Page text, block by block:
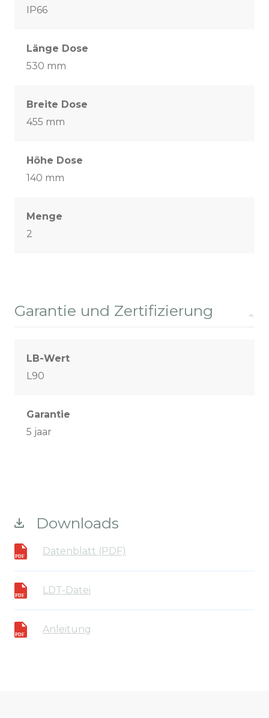
IP66
Länge Dose
530 mm
Breite Dose
455 mm
Höhe Dose
140 mm
Menge
2
Garantie und Zertifizierung
LB-Wert
L90
Garantie
5 jaar
Downloads
Datenblatt (PDF)
LDT-Datei
Anleitung